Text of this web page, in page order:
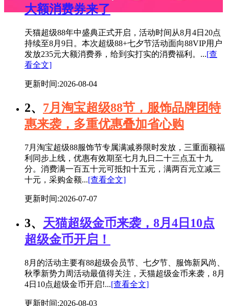
大额消费券来了
天猫超级88年中盛典正式开启，活动时间从8月4日20点
持续至8月9日。本次超级88+七夕节活动面向88VIP用户
发放235元大额消费券，给到实打实的消费福利。...[查
看全文]
更新时间:2026-08-04
2、 7月淘宝超级88节，服饰品牌团特
惠来袭，多重优惠叠加省心购
7月淘宝超级88服饰节专属满减券限时发放，三重面额福
利同步上线，优惠有效期至七月九日二十三点五十九
分。消费满一百五十元可抵扣十五元，满两百元立减三
十元，采购金额...[查看全文]
更新时间:2026-07-07
3、 天猫超级金币来袭，8月4日10点
超级金币开启！
8月的活动主要有88超级会员节、七夕节、服饰新风尚、
秋季新势力周活动最值得关注，天猫超级金币来袭，8月
4日10点超级金币开启!...[查看全文]
更新时间:2026-08-03